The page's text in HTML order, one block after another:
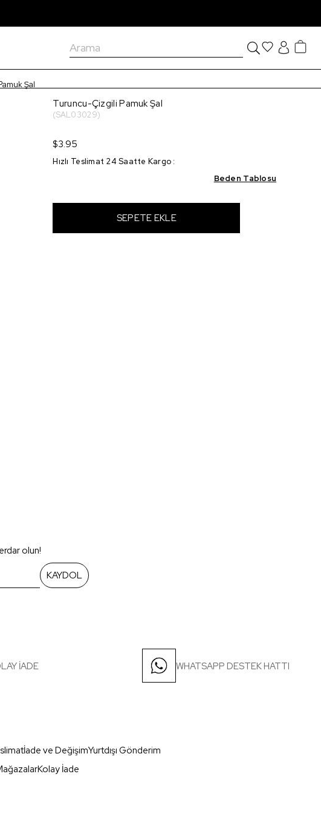
Şal
Turuncu-Çizgili Pamuk Şal
(SAL03029)
$3.95
Hızlı Teslimat 24 Saatte Kargo :
Beden Tablosu
olun!
KAYDOL
İADE WHATSAPP DESTEK HATTI
İade ve DeğişimYurtdışı Gönderim
Kolay İade